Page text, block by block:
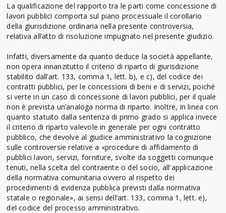
La qualificazione del rapporto tra le parti come concessione di
lavori pubblici comporta sul piano processuale il corollario
della giurisdizione ordinaria nella presente controversia,
relativa all’atto di risoluzione impugnato nel presente giudizio.
Infatti, diversamente da quanto deduce la società appellante,
non opera innanzitutto il criterio di riparto di giurisdizione
stabilito dall’art. 133, comma 1, lett. b), e c), del codice dei
contratti pubblici, per le concessioni di beni e di servizi, poiché
si verte in un caso di concessione di lavori pubblici, per il quale
non è prevista un’analoga norma di riparto. Inoltre, in linea con
quanto statuito dalla sentenza di primo grado si applica invece
il criterio di riparto valevole in generale per ogni contratto
pubblico, che devolve al giudice amministrativo la cognizione
sulle controversie relative a «procedure di affidamento di
pubblici lavori, servizi, forniture, svolte da soggetti comunque
tenuti, nella scelta del contraente o del socio, all'applicazione
della normativa comunitaria ovvero al rispetto dei
procedimenti di evidenza pubblica previsti dalla normativa
statale o regionale», ai sensi dell’art. 133, comma 1, lett. e),
del codice del processo amministrativo.